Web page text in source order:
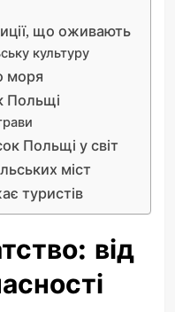
що оживають
культуру
моря
Польщі
Польщі у світ
міст
туристів
від